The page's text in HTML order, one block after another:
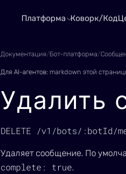
Платформа Коворк/Код
Документация/Бот-платформа/
Для AI-агентов: markdown этой
Удалить
DELETE /v1/bots/:botId/
Удаляет сообщение. По
complete: true.